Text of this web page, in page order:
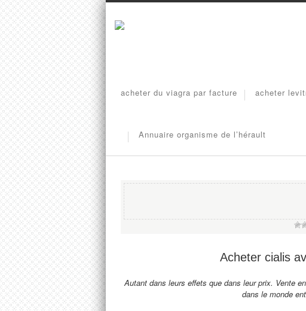
acheter du viagra par facture acheter
Annuaire organisme de l’hérault
Acheter cialis
Autant dans leurs effets que dans leur prix. Vente
dans le monde